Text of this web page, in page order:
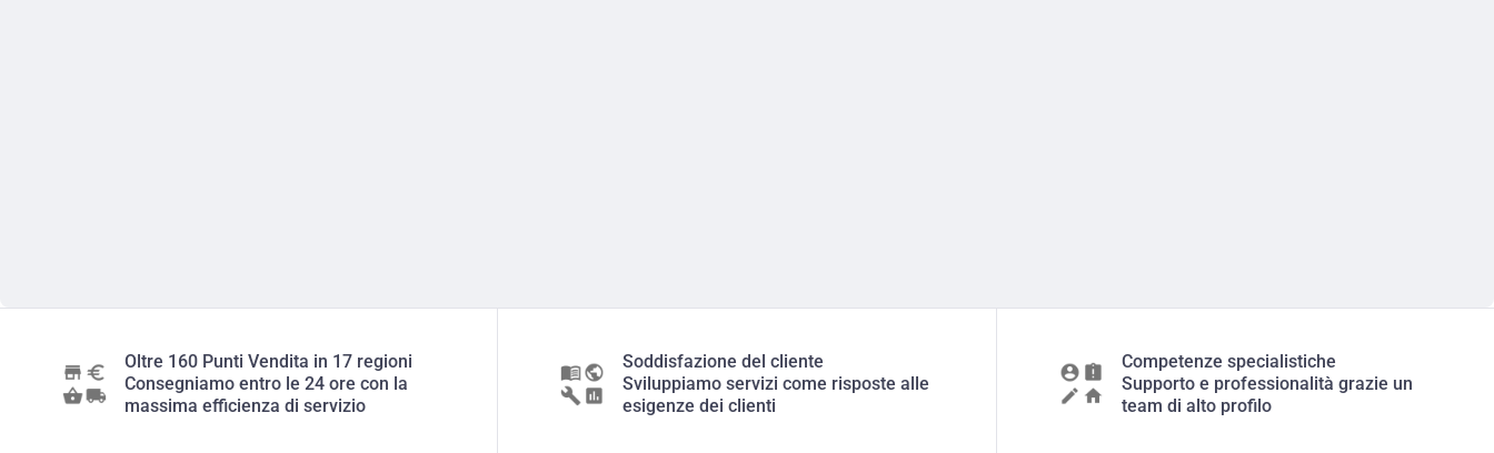
Oltre 160 Punti Vendita in 17 regioni
Consegniamo entro le 24 ore con la
massima efficienza di servizio
Soddisfazione del cliente
Sviluppiamo servizi come risposte alle
esigenze dei clienti
Competenze specialistiche
Supporto e professionalità grazie un
team di alto profilo